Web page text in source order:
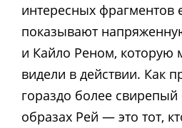
интересных фрагментов
показывают
и Кайло Реном, которую
видели в действии. Как
гораздо более свирепый
образах Рей — это тот,